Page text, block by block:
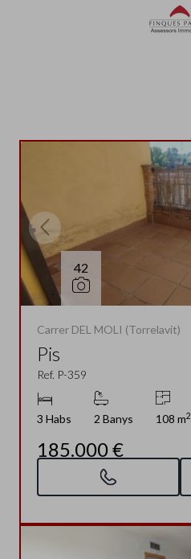
42
Carrer DEL MOLI (Torrelavit)
Pis
Ref. P-359
3 Habs 2 Banys 108 m2
185.000 €